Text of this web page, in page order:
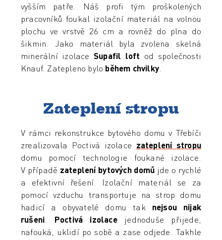
vyšším patře. Náš profi tým proškolených
pracovníků foukal izolační materiál na volnou
plochu ve vrstvě 26 cm a rovněž do plna do
šikmin. Jako materiál byla zvolena skelná
minerální izolace Supafil loft od společnosti
Knauf. Zatepleno bylo během chvilky
Zateplení stropu
V rámci rekonstrukce bytového domu v Třebíči
zrealizovala Poctivá izolace zateplení stropu
domu pomocí technologie foukané izolace.
V případě zateplení bytových domů jde o rychlé
a efektivní řešení. Izolační materiál se za
pomocí vzduchu transportuje na strop domu
hadicí a obyvatelé domu tak nejsou nijak
rušeni
Poctivá izolacejednoduše přijede,
nafouká, uklidí po sobě a zase odjede. Takhle